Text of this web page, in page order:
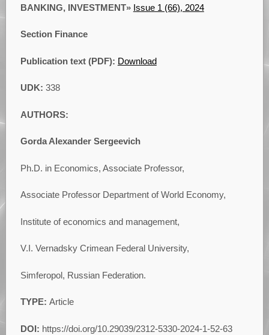
BANKING, INVESTMENT» Issue 1 (66), 2024
Section Finance
Publication text (PDF): Download
UDK: 338
AUTHORS:
Gorda Alexander Sergeevich
Ph.D. in Economics, Associate Professor,
Associate Professor Department of World Economy,
Institute of economics and management,
V.I. Vernadsky Crimean Federal University,
Simferopol, Russian Federation.
TYPE: Article
DOI: https://doi.org/10.29039/2312-5330-2024-1-52-63